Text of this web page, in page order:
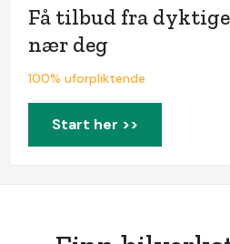
Få tilbud fra
nær deg
100% uforpliktende
Start her >>